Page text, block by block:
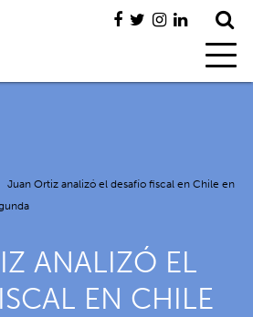
Juan Ortiz analizó el desafío fiscal en Chile en
ANALIZÓ EL
EN CHILE